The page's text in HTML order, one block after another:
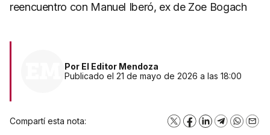
reencuentro con Manuel Iberó, ex de Zoe Bogach
Por El Editor Mendoza
Publicado el 21 de mayo de 2026 a las 18:00
Compartí esta nota: X Facebook
LinkedInTelegram